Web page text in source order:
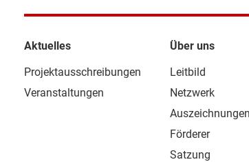
Aktuelles
Projektausschreibungen
Veranstaltungen
Über uns
Leitbild
Netzwerk
Auszeichnungen
Förderer
Satzung